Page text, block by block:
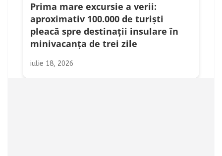
Prima mare excursie a verii:
aproximativ 100.000 de turiști
pleacă spre destinații insulare în
minivacanța de trei zile
iulie 18, 2026